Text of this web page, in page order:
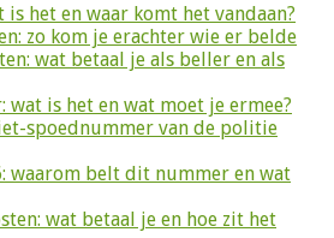
het en waar komt het vandaan?
zo kom je erachter wie er belde
wat betaal je als beller en als
wat is het en wat moet je ermee?
spoednummer van de politie
waarom belt dit nummer en wat
wat betaal je en hoe zit het